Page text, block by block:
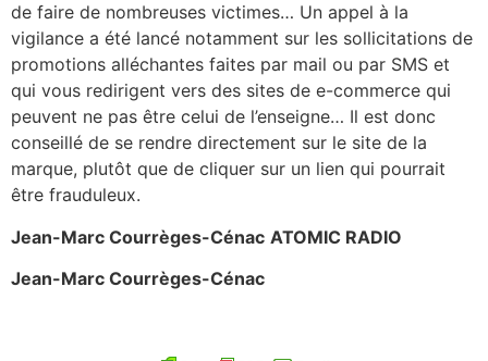
de faire de nombreuses victimes… Un appel à la
vigilance a été lancé notamment sur les sollicitations de
promotions alléchantes faites par mail ou par SMS et
qui vous redirigent vers des sites de e-commerce qui
peuvent ne pas être celui de l’enseigne… Il est donc
conseillé de se rendre directement sur le site de la
marque, plutôt que de cliquer sur un lien qui pourrait
être frauduleux.
Jean-Marc Courrèges-Cénac ATOMIC RADIO
Jean-Marc Courrèges-Cénac